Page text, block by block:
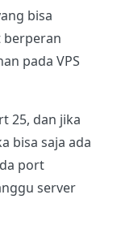
bisa
berperan
pada VPS
25, dan jika
bisa saja ada
port
server